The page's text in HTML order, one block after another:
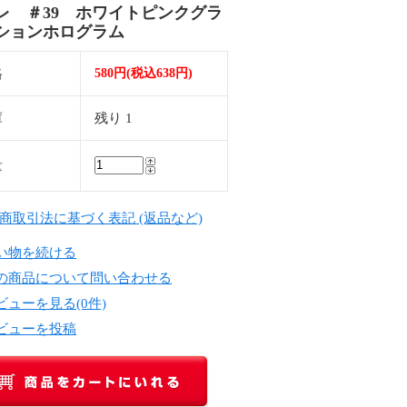
＃39 ホワイトピンクグラ
ョンホログラム
580円(税込638円)
残り 1
取引法に基づく表記 (返品など)
物を続ける
商品について問い合わせる
ューを見る(0件)
ューを投稿